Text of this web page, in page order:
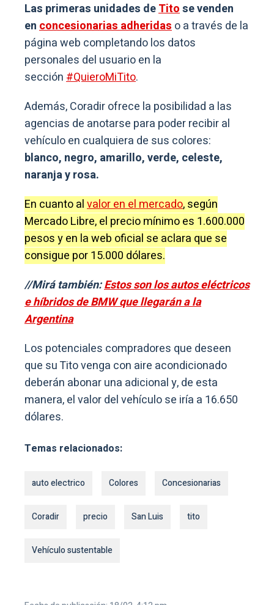
Las primeras unidades deTitose venden
enconcesionarias adheridaso a través de la
página web completando los datos
personales del usuario en la
sección#QuieroMiTito.
Además, Coradir ofrece la posibilidad a las
agencias de anotarse para poder recibir al
vehículo en cualquiera de sus colores:
blanco, negro, amarillo, verde, celeste,
naranja y rosa.
En cuanto alvalor en el mercado, según
Mercado Libre, el precio mínimo es 1.600.000
pesos y en la web oficial se aclara que se
consigue por 15.000 dólares.
//Mirá también:Estos son los autos eléctricos
e híbridos de BMW que llegarán a la
Argentina
Los potenciales compradores que deseen
que su Tito venga con aire acondicionado
deberán abonar una adicional y, de esta
manera, el valor del vehículo se iría a 16.650
dólares.
Temas relacionados:
auto electrico Colores Concesionarias
Coradir precio San Luis tito
Vehículo sustentable